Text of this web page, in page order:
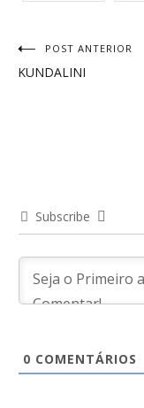
Navegação
de
POST ANTERIOR
KUNDALINI
Subscribe
0 COMENTÁRIOS